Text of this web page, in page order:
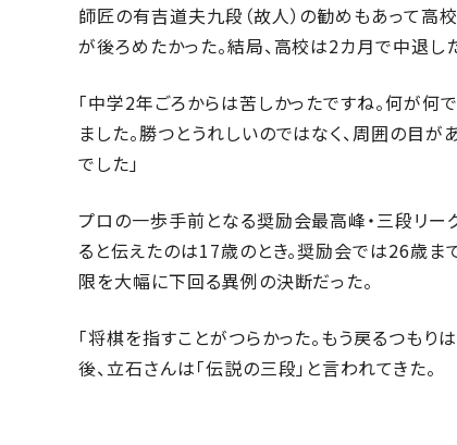
師匠の有吉道夫九段（故人）の勧めもあって高
が後ろめたかった。結局、高校は2カ月で中退し
「中学2年ごろからは苦しかったですね。何が
ました。勝つとうれしいのではなく、周囲の目が
でした」
プロの一歩手前となる奨励会最高峰・三段リー
ると伝えたのは17歳のとき。奨励会では26歳
限を大幅に下回る異例の決断だった。
「将棋を指すことがつらかった。もう戻るつもり
後、立石さんは「伝説の三段」と言われてきた。